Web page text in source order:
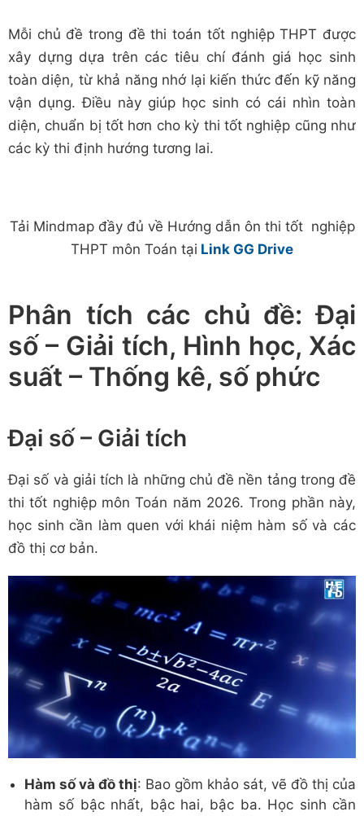
Mỗi chủ đề trong đề thi toán tốt nghiệp THPT được
xây dựng dựa trên các tiêu chí đánh giá học sinh
toàn diện, từ khả năng nhớ lại kiến thức đến kỹ năng
vận dụng. Điều này giúp học sinh có cái nhìn toàn
diện, chuẩn bị tốt hơn cho kỳ thi tốt nghiệp cũng như
các kỳ thi định hướng tương lai.
Tải Mindmap đầy đủ về Hướng dẫn ôn thi tốt nghiệp
THPT môn Toán tại Link GG Drive
Phân tích các chủ đề: Đại
số – Giải tích, Hình học, Xác
suất – Thống kê, số phức
Đại số – Giải tích
Đại số và giải tích là những chủ đề nền tảng trong đề
thi tốt nghiệp môn Toán năm 2026. Trong phần này,
học sinh cần làm quen với khái niệm hàm số và các
đồ thị cơ bản.
Hàm số và đồ thị: Bao gồm khảo sát, vẽ đồ thị của
hàm số bậc nhất, bậc hai, bậc ba. Học sinh cần